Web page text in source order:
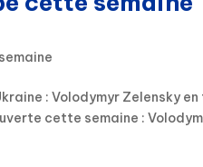
: Volodymyr Zelensky en
cette semaine :